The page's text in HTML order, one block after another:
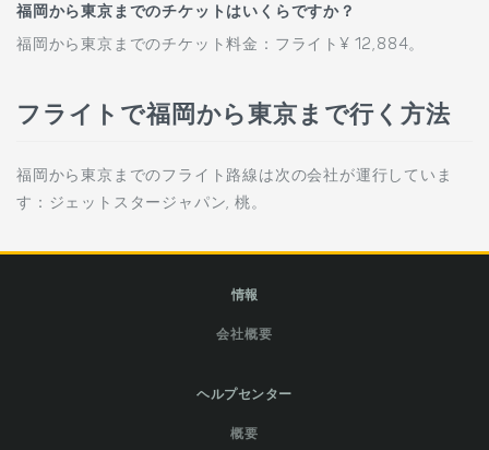
福岡から東京までのチケットはいくらですか？
福岡から東京までのチケット料金：フライト¥ 12,884。
フライトで福岡から東京まで行く方法
福岡から東京までのフライト路線は次の会社が運行していま
す：ジェットスタージャパン, 桃。
情報
会社概要
ヘルプセンター
概要